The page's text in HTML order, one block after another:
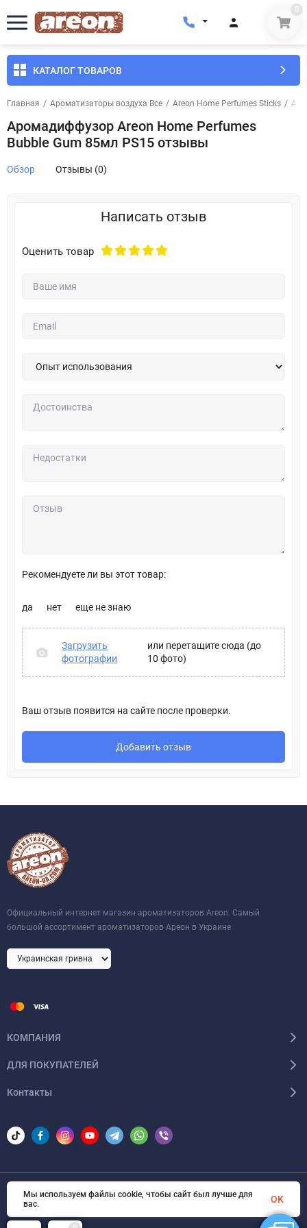
0
КАТАЛОГ ТОВАРОВ
Главная / Ароматизаторы воздуха Все / Areon Home Perfumes Sticks /
Аромадиффузор Areon Home Perfumes
Bubble Gum 85мл PS15 отзывы
Обзор Отзывы (0)
Написать отзыв
Оценить товар
Рекомендуете ли вы этот товар:
да нет еще не знаю
Загрузить
фотографии
или перетащите сюда (до
10 фото)
Ваш отзыв появится на сайте после проверки.
Добавить отзыв
Официальный интернет магазин ароматизаторов Areon. Самый
большой ассортимент ароматизаторов Ареон в Украине
КОМПАНИЯ
ДЛЯ ПОКУПАТЕЛЕЙ
Контакты
© 2026 Areon-ua. Все права защищены
Мы используем файлы cookie, чтобы сайт был лучше для
вас.
OK